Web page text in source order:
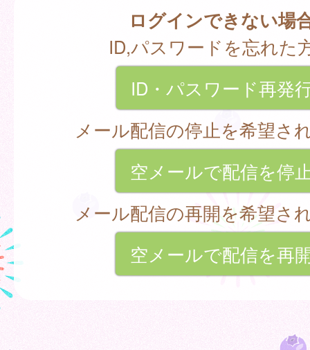
ログインできない場
ID,パスワードを忘れた
ID・パスワード再発
メール配信の停止を希望さ
空メールで配信を停
メール配信の再開を希望さ
空メールで配信を再